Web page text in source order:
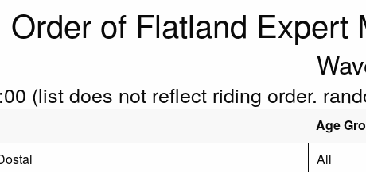
Order of Flatland Expert
(list does not reflect riding order.
Age
All